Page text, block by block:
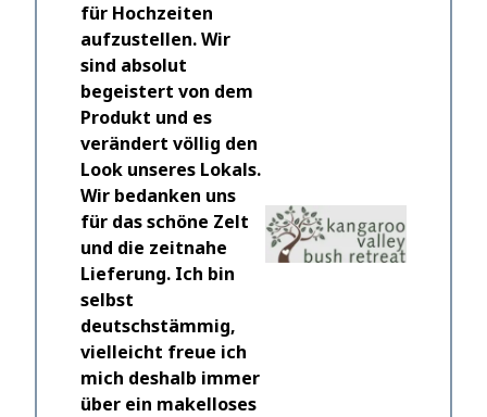
für Hochzeiten
aufzustellen. Wir
sind absolut
begeistert von dem
Produkt und es
verändert völlig den
Look unseres Lokals.
Wir bedanken uns
für das schöne Zelt
und die zeitnahe
Lieferung. Ich bin
selbst
deutschstämmig,
vielleicht freue ich
mich deshalb immer
über ein makelloses